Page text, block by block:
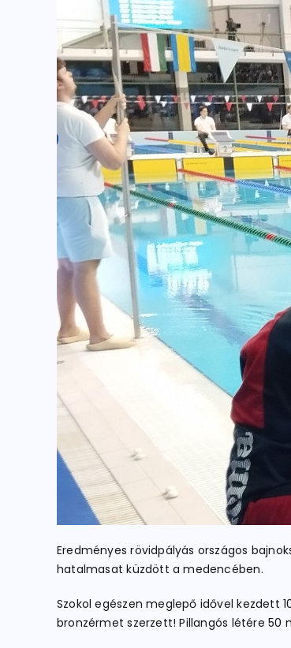
Eredményes rövidpályás országos
hatalmasat küzdött a medencében.
Szokol egészen meglepő idővel kezdett
bronzérmet szerzett! Pillangós létére 50